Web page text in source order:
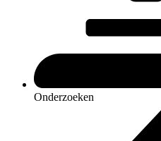
Onderzoeken